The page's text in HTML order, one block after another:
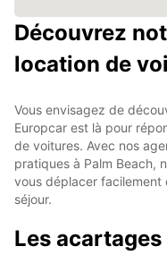
Découvrez
location de
Vous envisagez de
Europcar est là pour
de voitures. Avec nos
pratiques à Palm Beach,
vous déplacer
séjour.
Les